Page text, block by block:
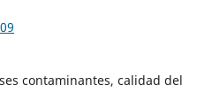
contaminantes, calidad del